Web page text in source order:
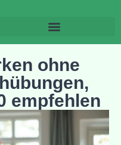
ohne
empfehlen